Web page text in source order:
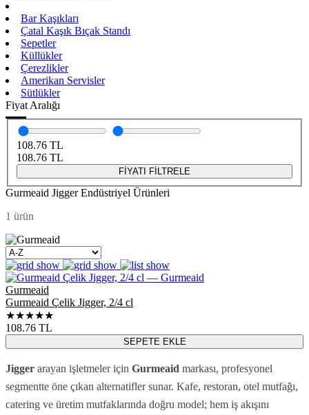
Bar Kaşıkları
Çatal Kaşık Bıçak Standı
Sepetler
Küllükler
Çerezlikler
Amerikan Servisler
Sütlükler
Fiyat Aralığı
108.76 TL
108.76 TL
FİYATI FİLTRELE
Gurmeaid Jigger Endüstriyel Ürünleri
1 ürün
Gurmeaid
Gurmeaid Çelik Jigger, 2/4 cl
★★★★★
108.76 TL
SEPETE EKLE
Jigger arayan işletmeler için Gurmeaid markası, profesyonel
segmentte öne çıkan alternatifler sunar. Kafe, restoran, otel mutfağı,
catering ve üretim mutfaklarında doğru model; hem iş akışını